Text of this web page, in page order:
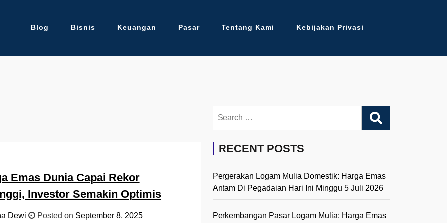
Blog Bisnis Keuangan Pasar Tentang Kami Kebijakan Privasi
Emas Dunia Capai Rekor
Investor Semakin Optimis
Dewi Posted on September 8, 2025
for:
RECENT POSTS
Pergerakan Logam Mulia Domestik: Harga Emas
Antam Di Pegadaian Hari Ini Minggu 5 Juli 2026
Perkembangan Pasar Logam Mulia: Harga Emas